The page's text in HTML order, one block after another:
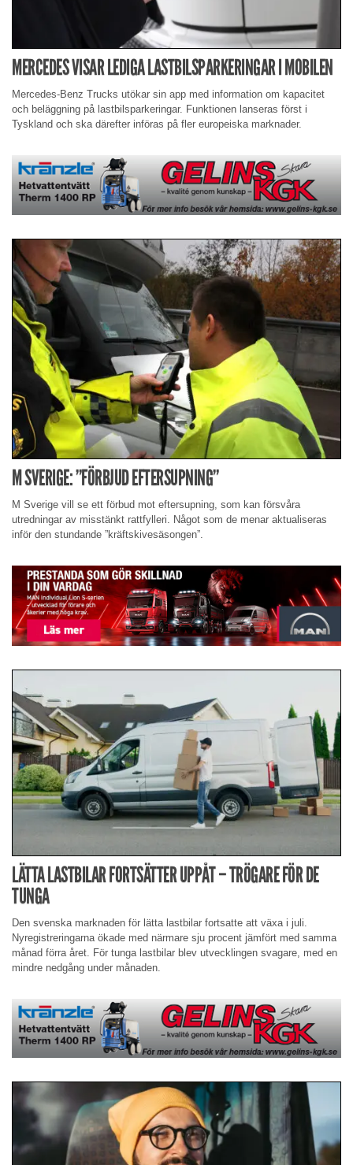
MERCEDES VISAR LEDIGA LASTBILSPARKERINGAR I MOBILEN
Mercedes-Benz Trucks utökar sin app med information om kapacitet
och beläggning på lastbilsparkeringar. Funktionen lanseras först i
Tyskland och ska därefter införas på fler europeiska marknader.
M SVERIGE: ”FÖRBJUD EFTERSUPNING”
M Sverige vill se ett förbud mot eftersupning, som kan försvåra
utredningar av misstänkt rattfylleri. Något som de menar aktualiseras
inför den stundande ”kräftskivesäsongen”.
LÄTTA LASTBILAR FORTSÄTTER UPPÅT – TRÖGARE FÖR DE
TUNGA
Den svenska marknaden för lätta lastbilar fortsatte att växa i juli.
Nyregistreringarna ökade med närmare sju procent jämfört med samma
månad förra året. För tunga lastbilar blev utvecklingen svagare, med en
mindre nedgång under månaden.